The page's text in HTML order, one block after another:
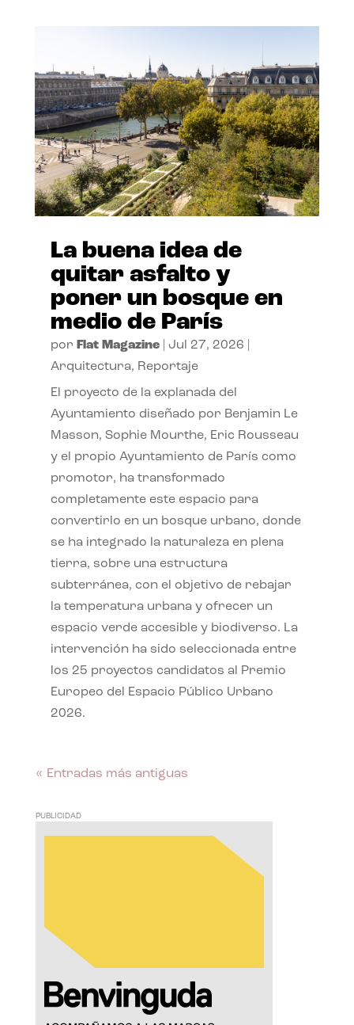
La buena idea de
quitar asfalto y
poner un bosque en
medio de París
por Flat Magazine| Jul 27, 2026
Arquitectura, Reportaje
El proyecto de la explanada del
Ayuntamiento diseñado por Benjamin Le
Masson, Sophie Mourthe, Eric Rousseau
y el propio Ayuntamiento de París como
promotor, ha transformado
completamente este espacio para
convertirlo en un bosque urbano, donde
se ha integrado la naturaleza en plena
tierra, sobre una estructura
subterránea, con el objetivo de rebajar
la temperatura urbana y ofrecer un
espacio verde accesible y biodiverso. La
intervención ha sido seleccionada entre
los 25 proyectos candidatos al Premio
Europeo del Espacio Público Urbano
2026.
« Entradas más antiguas
PUBLICIDAD